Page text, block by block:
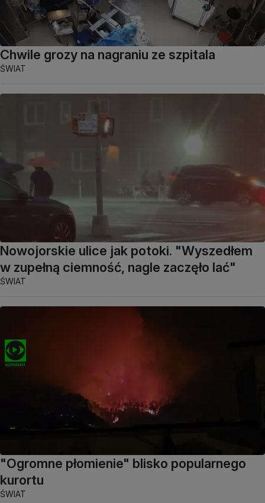
Chwile grozy na nagraniu ze szpitala
ŚWIAT
Nowojorskie ulice jak potoki. "Wyszedłem
w zupełną ciemność, nagle zaczęło lać"
ŚWIAT
"Ogromne płomienie" blisko popularnego
kurortu
ŚWIAT